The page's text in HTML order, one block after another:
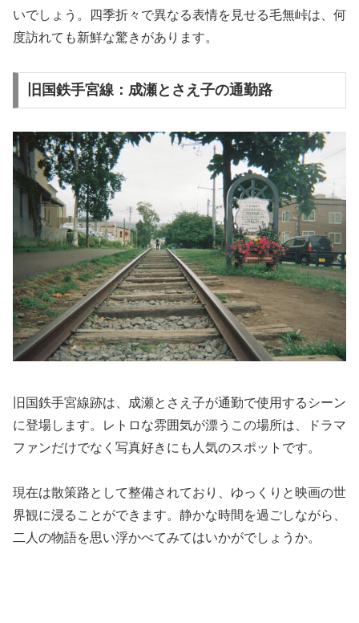
いでしょう。四季折々で異なる表情を見せる毛無峠は、何
度訪れても新鮮な驚きがあります。
旧国鉄手宮線：成瀬とさえ子の通勤路
旧国鉄手宮線跡は、成瀬とさえ子が通勤で使用するシーン
に登場します。レトロな雰囲気が漂うこの場所は、ドラマ
ファンだけでなく写真好きにも人気のスポットです。
現在は散策路として整備されており、ゆっくりと映画の世
界観に浸ることができます。静かな時間を過ごしながら、
二人の物語を思い浮かべてみてはいかがでしょうか。